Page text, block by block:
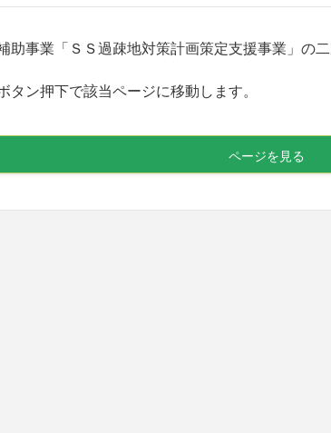
助事業「ＳＳ過疎地対策計画策定支援事業」の
タン押下で該当ページに移動します。
ページを見る